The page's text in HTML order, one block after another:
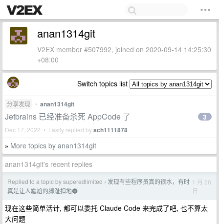
anan1314git
V2EX member #507992, joined on 2020-09-14 14:25:30
+08:00
Switch topics list
分享发现 • anan1314git
Jetbrains 已经准备杀死 AppCode 了
Dec 17, 2022 • Lastly replied bysch1111878
3
» More topics by anan1314git
anan1314git's recent replies
Replied to a topic by superedlimited › 发现有些程序员真的很水，有时
真是让人尴尬的脚趾扣地🌚
1 月 26
日
现在这些简单活计, 都可以委托 Claude Code 来完成了吧, 也不算太
大问题